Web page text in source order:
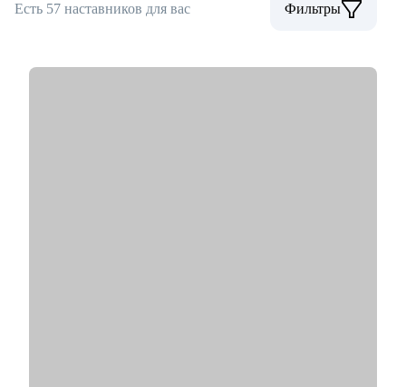
Есть 57 наставников для вас Фильтры